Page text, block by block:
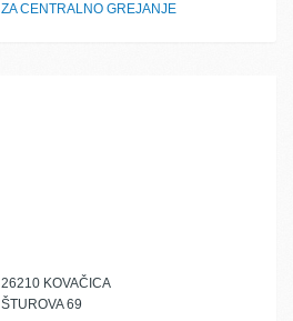
ZA CENTRALNO GREJANJE
26210 KOVAČICA
ŠTUROVA 69